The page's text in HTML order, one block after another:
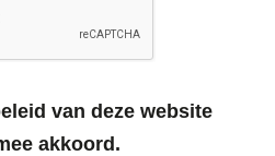
van deze website
akkoord.